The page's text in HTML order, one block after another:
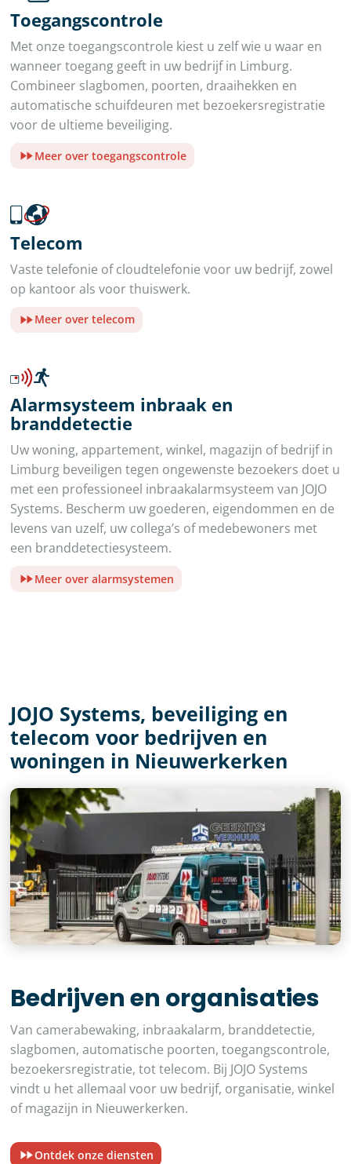
Toegangscontrole
Met onze toegangscontrole kiest u zelf wie u waar en
wanneer toegang geeft in uw bedrijf in Limburg.
Combineer slagbomen, poorten, draaihekken en
automatische schuifdeuren met bezoekersregistratie
voor de ultieme beveiliging.
Meer over toegangscontrole
Telecom
Vaste telefonie of cloudtelefonie voor uw bedrijf, zowel
op kantoor als voor thuiswerk.
Meer over telecom
Alarmsysteem inbraak en
branddetectie
Uw woning, appartement, winkel, magazijn of bedrijf in
Limburg beveiligen tegen ongewenste bezoekers doet u
met een professioneel inbraakalarmsysteem van JOJO
Systems. Bescherm uw goederen, eigendommen en de
levens van uzelf, uw collega’s of medebewoners met
een branddetectiesysteem.
Meer over alarmsystemen
JOJO Systems, beveiliging en
telecom voor bedrijven en
woningen in Nieuwerkerken
Bedrijven en organisaties
Van camerabewaking, inbraakalarm, branddetectie,
slagbomen, automatische poorten, toegangscontrole,
bezoekersregistratie, tot telecom. Bij JOJO Systems
vindt u het allemaal voor uw bedrijf, organisatie, winkel
of magazijn in Nieuwerkerken.
Ontdek onze diensten